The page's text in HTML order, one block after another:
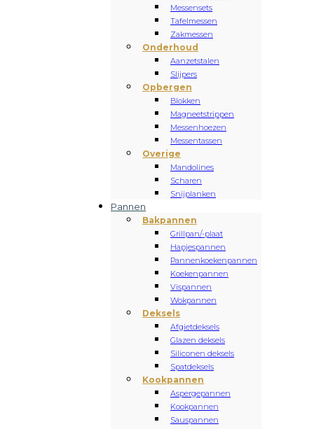
Messensets
Tafelmessen
Zakmessen
Onderhoud
Aanzetstalen
Slijpers
Opbergen
Blokken
Magneetstrippen
Messenhoezen
Messentassen
Overige
Mandolines
Scharen
Snijplanken
Pannen
Bakpannen
Grillpan/-plaat
Hapjespannen
Pannenkoekenpannen
Koekenpannen
Vispannen
Wokpannen
Deksels
Afgietdeksels
Glazen deksels
Siliconen deksels
Spatdeksels
Kookpannen
Aspergepannen
Kookpannen
Sauspannen